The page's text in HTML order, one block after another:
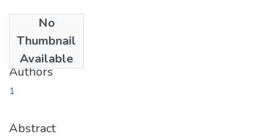
No
Thumbnail
Available
2015-02-03
Authors
1
Abstract